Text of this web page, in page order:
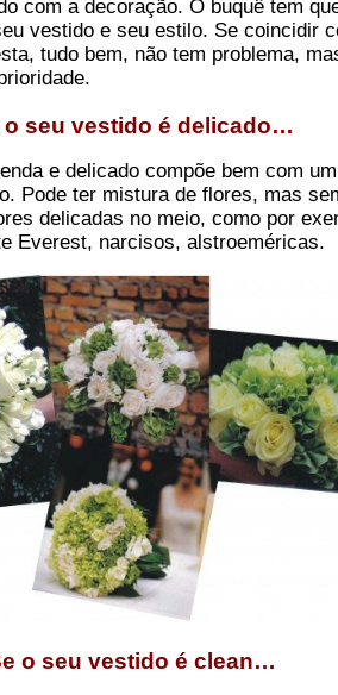
com a decoração. O buquê tem
vestido e seu estilo. Se coincidir
tudo bem, não tem problema,
o seu vestido é delicado…
e delicado compõe bem com
Pode ter mistura de flores, mas
delicadas no meio, como por
Everest, narcisos, alstroeméricas.
o seu vestido é clean…